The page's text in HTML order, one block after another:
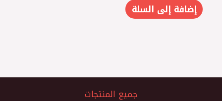
إضافة إلى السلة
جميع المنتجات